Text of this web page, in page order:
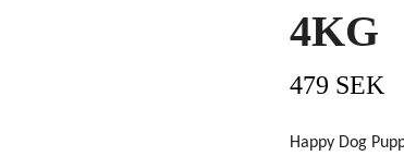
4KG
479 SEK
Happy Dog